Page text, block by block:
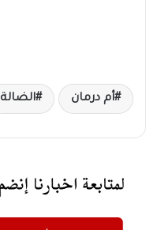
أم درمان الضالة